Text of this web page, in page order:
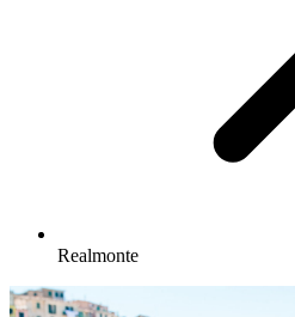
Realmonte